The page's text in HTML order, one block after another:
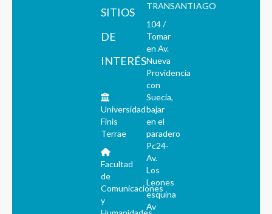
SITIOS
DE
INTERÉS
Universidad
Finis
Terrae
Facultad
de
Comunicaciones
y
TRANSANTIAGO
104 /
Tomar
en Av.
Nueva
Providencia
con
Suecia,
bajar
en el
paradero
Pc24-
Av.
Los
Leones
esquina
Av